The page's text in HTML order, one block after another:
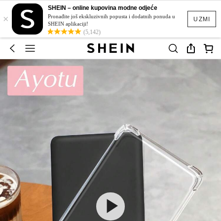
UZMI
×
SHEIN – online kupovina modne odjeće
Pronađite još ekskluzivnih popusta i dodatnih ponuda u
SHEIN aplikaciji!
(5,142)